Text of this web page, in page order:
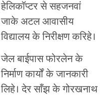
हेलिकॉप्टर से सहजनवां
जाके अटल आवासीय
विद्यालय के निरीक्षण करिहे।
जेल बाईपास फोरलेन के
निर्माण कार्यों के जानकारी
लिहे। देर साँझ के गोरखनाथ